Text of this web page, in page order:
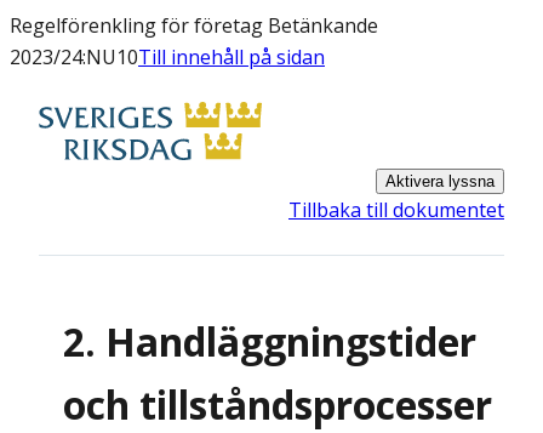
Regelförenkling för företag Betänkande
2023/24:NU10Till innehåll på sidan
Aktivera lyssna
Tillbaka till dokumentet
2. Handläggningstider
och tillståndsprocesser